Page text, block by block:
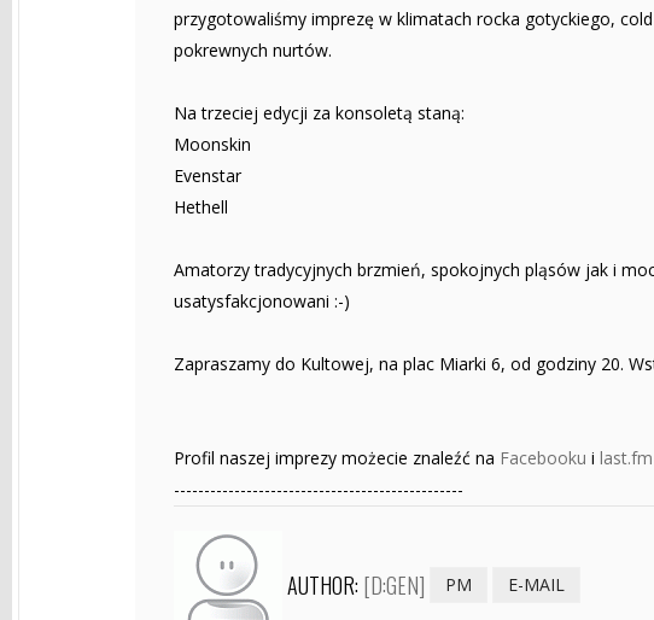
przygotowaliśmy imprezę w klimatach rocka gotyckiego,
pokrewnych nurtów.
Na trzeciej edycji za konsoletą staną:
Moonskin
Evenstar
Hethell
Amatorzy tradycyjnych brzmień, spokojnych pląsów jak i
usatysfakcjonowani :-)
Zapraszamy do Kultowej, na plac Miarki 6, od godziny 20.
Profil naszej imprezy możecie znaleźć na Facebooku i last.fm
------------------------------------------------
AUTHOR: [D:GEN] PM E-MAIL